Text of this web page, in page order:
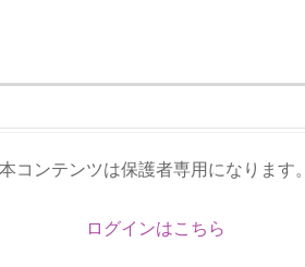
本コンテンツは保護者専用になります。
ログインはこちら